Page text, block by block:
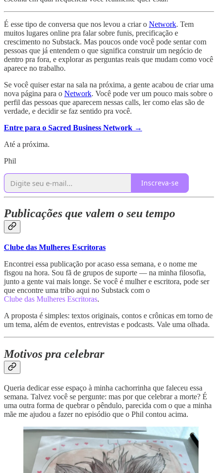
É esse tipo de conversa que nos levou a criar o Network. Tem
muitos lugares online pra falar sobre funis, precificação e
crescimento no Substack. Mas poucos onde você pode sentar com
pessoas que já entendem o que significa construir um negócio de
dentro pra fora, e explorar as perguntas reais que mudam como você
aparece no trabalho.
Se você quiser estar na sala na próxima, a gente acabou de criar uma
nova página para o Network. Você pode ver um pouco mais sobre o
perfil das pessoas que aparecem nessas calls, ler como elas são de
verdade, e decidir se faz sentido pra você.
Entre para o Sacred Business Network →
Até a próxima.
Phil
Inscreva-se
Publicações que valem o seu tempo
Clube das Mulheres Escritoras
Encontrei essa publicação por acaso essa semana, e o nome me
fisgou na hora. Sou fã de grupos de suporte — na minha filosofia,
junto a gente vai mais longe. Se você é mulher e escritora, pode ser
que encontre uma tribo aqui no Substack com o
Clube das Mulheres Escritoras.
A proposta é simples: textos originais, contos e crônicas em torno de
um tema, além de eventos, entrevistas e podcasts. Vale uma olhada.
Motivos pra celebrar
Queria dedicar esse espaço à minha cachorrinha que faleceu essa
semana. Talvez você se pergunte: mas por que celebrar a morte? É
uma outra forma de quebrar o pêndulo, parecida com o que a minha
mãe me ajudou a fazer no episódio que o Phil contou acima.